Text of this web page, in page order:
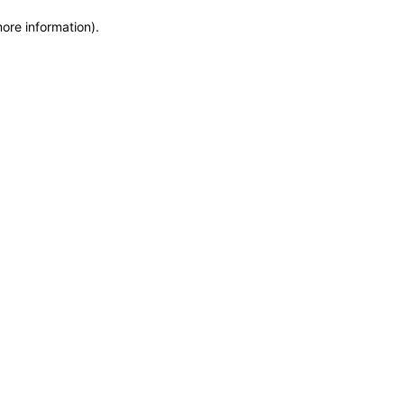
information).